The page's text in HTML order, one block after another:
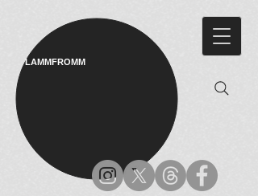
LAMMFROMM​